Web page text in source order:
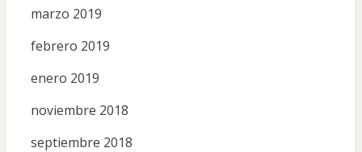
marzo 2019
febrero 2019
enero 2019
noviembre 2018
septiembre 2018